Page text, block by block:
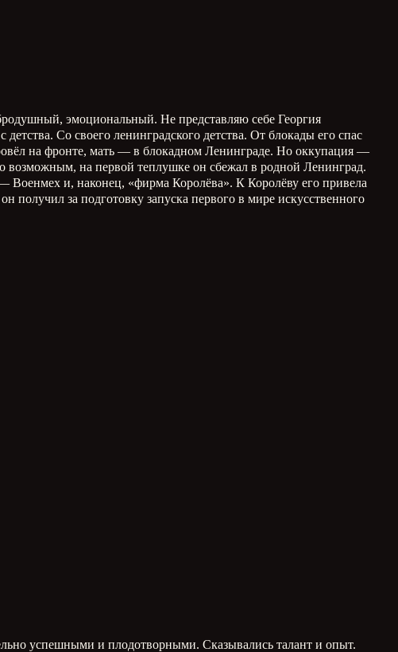
эмоциональный. Не представляю себе Георгия
детства. Со своего ленинградского детства. От блокады его спас
на фронте, мать — в блокадном Ленинграде. Но оккупация —
возможным, на первой теплушке он сбежал в родной Ленинград.
Военмех и, наконец, «фирма Королёва». К Королёву его привела
получил за подготовку запуска первого в мире искусственного
успешными и плодотворными. Сказывались талант и опыт.